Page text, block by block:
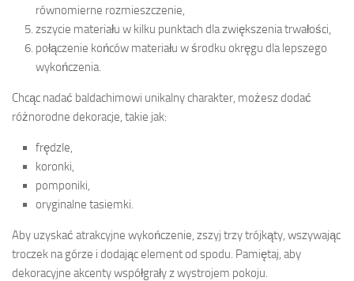
równomierne rozmieszczenie,
zszycie materiału w kilku punktach dla zwiększenia trwałości,
połączenie końców materiału w środku okręgu dla lepszego
wykończenia.
Chcąc nadać baldachimowi unikalny charakter, możesz dodać
różnorodne dekoracje, takie jak:
frędzle,
koronki,
pomponiki,
oryginalne tasiemki.
Aby uzyskać atrakcyjne wykończenie, zszyj trzy trójkąty, wszywając
troczek na górze i dodając element od spodu. Pamiętaj, aby
dekoracyjne akcenty współgrały z wystrojem pokoju.